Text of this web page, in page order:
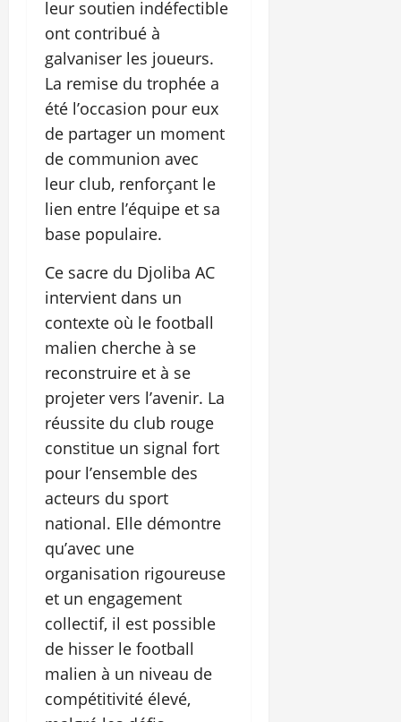
leur soutien indéfectible
ont contribué à
galvaniser les joueurs.
La remise du trophée a
été l’occasion pour eux
de partager un moment
de communion avec
leur club, renforçant le
lien entre l’équipe et sa
base populaire.
Ce sacre du Djoliba AC
intervient dans un
contexte où le football
malien cherche à se
reconstruire et à se
projeter vers l’avenir. La
réussite du club rouge
constitue un signal fort
pour l’ensemble des
acteurs du sport
national. Elle démontre
qu’avec une
organisation rigoureuse
et un engagement
collectif, il est possible
de hisser le football
malien à un niveau de
compétitivité élevé,